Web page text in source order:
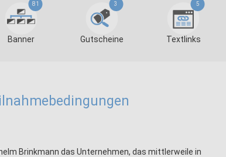
81
Banner
3
Gutscheine
5
Textlinks
Brinkmann das Unternehmen, das mittlerweile in